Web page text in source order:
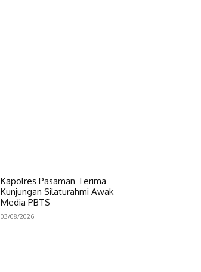
Kapolres Pasaman Terima
Kunjungan Silaturahmi Awak
Media PBTS
03/08/2026